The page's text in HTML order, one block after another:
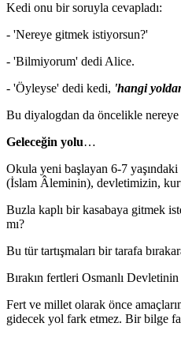
Kedi onu bir soruyla cevapladı:
- 'Nereye gitmek istiyorsun?'
- 'Bilmiyorum' dedi Alice.
- 'Öyleyse' dedi kedi, 'hangi
Bu diyalogdan da öncelikle
Geleceğin yolu…
Okula yeni başlayan 6-7
(İslam Âleminin), devletimizin,
Buzla kaplı bir kasabaya gitmek
mı?
Bu tür tartışmaları bir tarafa
Bırakın fertleri Osmanlı
Fert ve millet olarak önce
gidecek yol fark etmez. Bir bilge